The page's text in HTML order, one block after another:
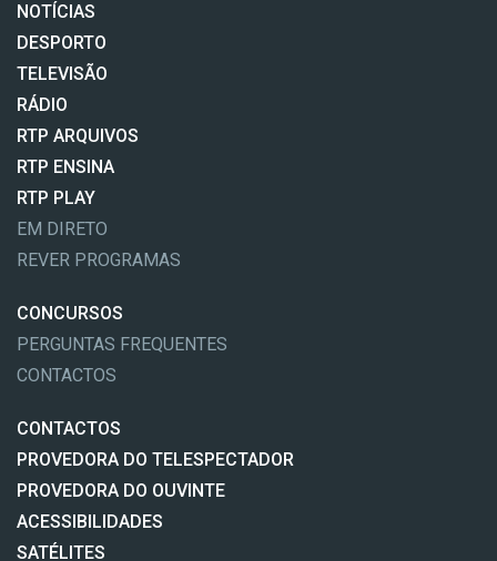
NOTÍCIAS
DESPORTO
TELEVISÃO
RÁDIO
RTP ARQUIVOS
RTP ENSINA
RTP PLAY
EM DIRETO
REVER PROGRAMAS
CONCURSOS
PERGUNTAS FREQUENTES
CONTACTOS
CONTACTOS
PROVEDORA DO TELESPECTADOR
PROVEDORA DO OUVINTE
ACESSIBILIDADES
SATÉLITES